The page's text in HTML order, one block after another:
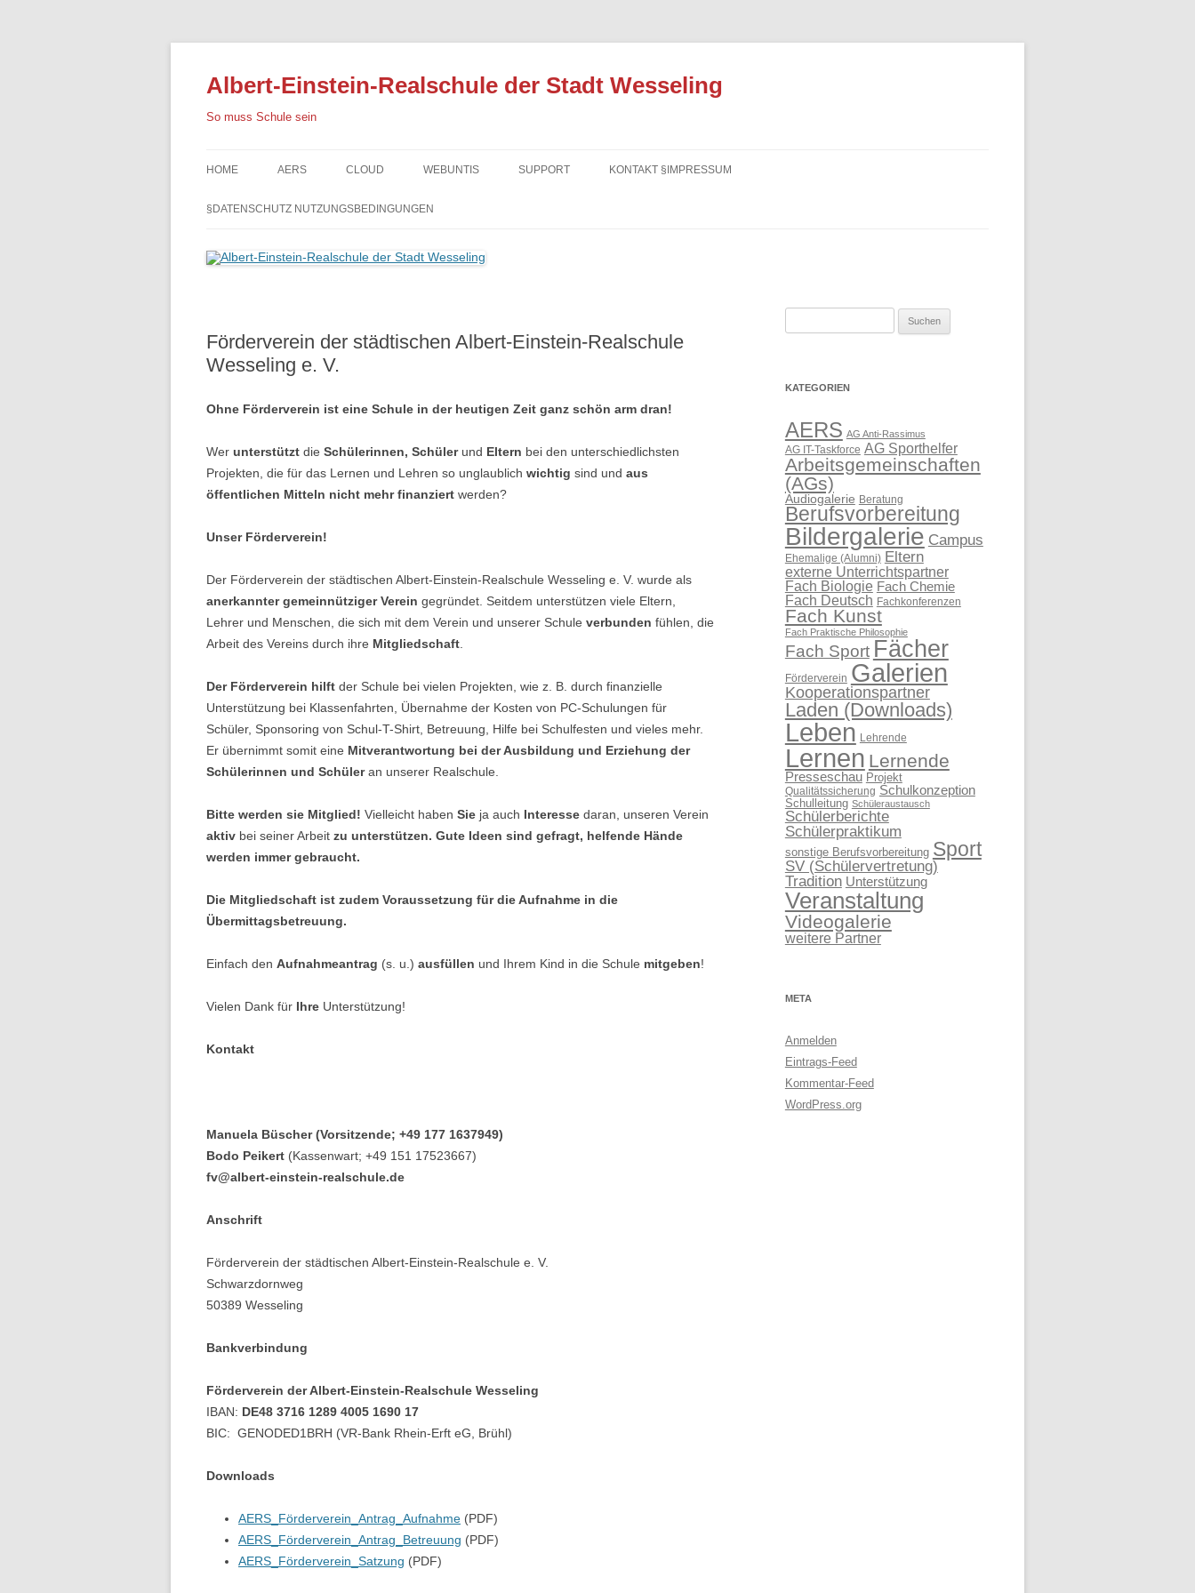
Albert-Einstein-Realschule der Stadt Wesseling
So muss Schule sein
Inhalt
HOME AERS CLOUD WEBUNTIS SUPPORT KONTAKT §IMPRESSUM
§DATENSCHUTZ NUTZUNGSBEDINGUNGEN
Förderverein der städtischen Albert-Einstein-Realschule
Wesseling e. V.
Ohne Förderverein ist eine Schule in der heutigen Zeit ganz schön arm dran!
Wer unterstützt die Schülerinnen, Schüler und Eltern bei den unterschiedlichsten
Projekten, die für das Lernen und Lehren so unglaublich wichtig sind und aus
öffentlichen Mitteln nicht mehr finanziert werden?
Unser Förderverein!
Der Förderverein der städtischen Albert-Einstein-Realschule Wesseling e. V. wurde als
anerkannter gemeinnütziger Verein gegründet. Seitdem unterstützen viele Eltern,
Lehrer und Menschen, die sich mit dem Verein und unserer Schule verbunden fühlen, die
Arbeit des Vereins durch ihre Mitgliedschaft
Der Förderverein hilft der Schule bei vielen Projekten, wie z. B. durch finanzielle
Unterstützung bei Klassenfahrten, Übernahme der Kosten von PC-Schulungen für
Schüler, Sponsoring von Schul-T-Shirt, Betreuung, Hilfe bei Schulfesten und vieles mehr.
Er übernimmt somit eine Mitverantwortung bei der Ausbildung und Erziehung der
Schülerinnen und Schüleran unserer Realschule.
Bitte werden sie Mitglied! Vielleicht haben Sie ja auch Interesse daran, unseren Verein
aktiv bei seiner Arbeit zu unterstützen. Gute Ideen sind gefragt, helfende Hände
werden immer gebraucht.
Die Mitgliedschaft ist zudem Voraussetzung für die Aufnahme in die
Übermittagsbetreuung.
Einfach den Aufnahmeantrag (s. u.) ausfüllen und Ihrem Kind in die Schule mitgeben!
Vielen Dank für Ihre Unterstützung!
Kontakt
Manuela Büscher (Vorsitzende; +49 177 1637949)
Bodo Peikert (Kassenwart; +49 151 17523667)
fv@albert-einstein-realschule.de
Anschrift
Förderverein der städtischen Albert-Einstein-Realschule e. V.
Schwarzdornweg
50389 Wesseling
Bankverbindung
Förderverein der Albert-Einstein-Realschule Wesseling
IBAN: DE48 3716 1289 4005 1690 17
BIC: GENODED1BRH (VR-Bank Rhein-Erft eG, Brühl)
Downloads
AERS_Förderverein_Antrag_Aufnahme (PDF)
AERS_Förderverein_Antrag_Betreuung (PDF)
AERS_Förderverein_Satzung (PDF)
KATEGORIEN
AERS AG Anti-Rassimus
AG IT-Taskforce AG Sporthelfer
Arbeitsgemeinschaften
(AGs)
Audiogalerie Beratung
Berufsvorbereitung
Bildergalerie Campus
Ehemalige (Alumni) Eltern
externe Unterrichtspartner
Fach Biologie Fach Chemie
Fach Deutsch Fachkonferenzen
Fach Kunst
Fach Praktische Philosophie
Fach Sport Fächer
Förderverein Galerien
Kooperationspartner
Laden (Downloads)
Leben Lehrende
Lernen Lernende
Presseschau Projekt
Qualitätssicherung Schulkonzeption
Schulleitung Schüleraustausch
Schülerberichte
Schülerpraktikum
sonstige Berufsvorbereitung Sport
SV (Schülervertretung)
Tradition Unterstützung
Veranstaltung
Videogalerie
weitere Partner
META
Anmelden
Eintrags-Feed
Kommentar-Feed
WordPress.org